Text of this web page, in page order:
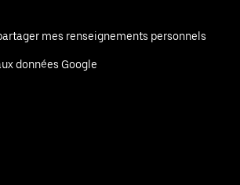
mes renseignements personnels
données Google